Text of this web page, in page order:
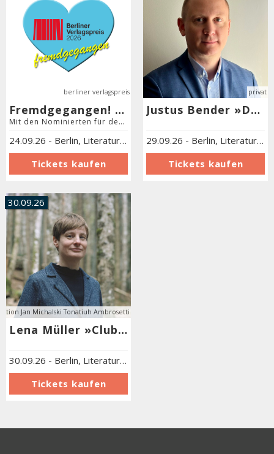
berliner verlagspreis
Fremdgegangen! Der Shortlist-Abend zum Berliner Verlagspreis 2026
Mit den Nominierten für den Berliner Verlagspreis 2026 Moderation Chris Raith Möller
24.09.26 - Berlin, Literaturforum im Brecht-Haus
privat
Justus Bender »Deutschland 2033. Ein Szenario«
29.09.26 - Berlin, Literaturforum im Brecht-Haus
30.09.26
Jan Michalski Tonatiuh Ambrosetti
Lena Müller »Club der Verschwenderinnen«
30.09.26 - Berlin, Literaturforum im Brecht-Haus